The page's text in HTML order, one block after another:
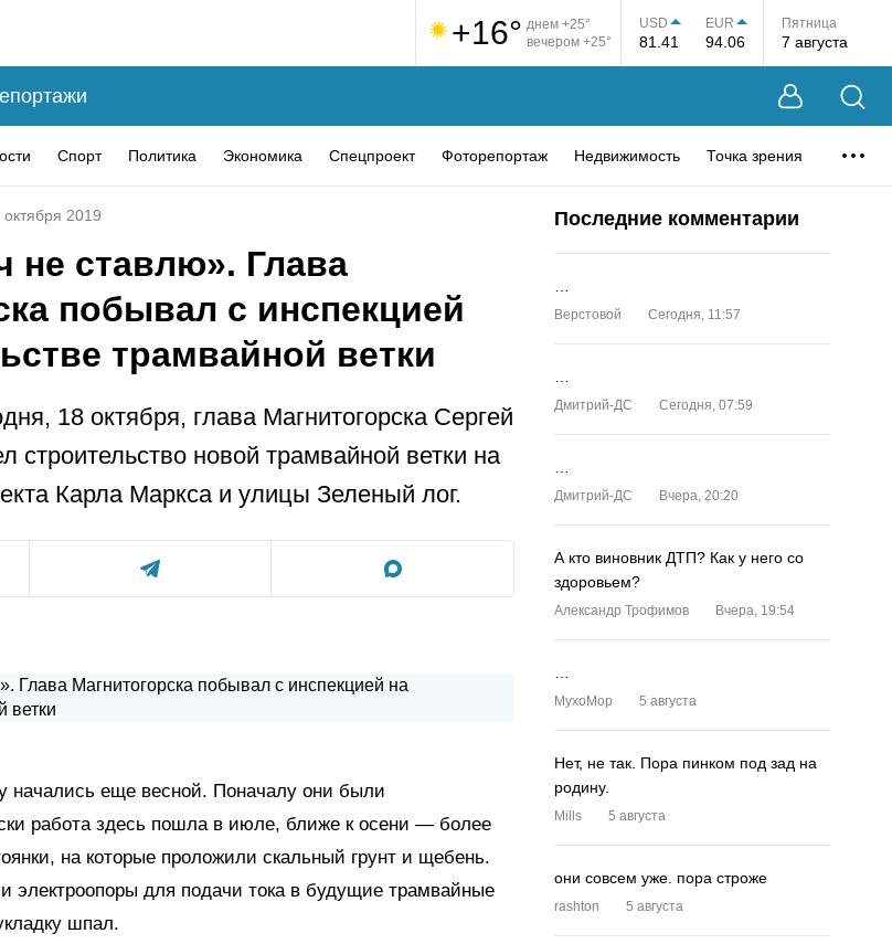
+16° днем +25°
вечером +25°
USD
81.41
EUR
94.06
Пятница
7 августа
Спорт Политика Экономика Спецпроект Фоторепортаж Недвижимость Точка зрения
октября 2019
не ставлю». Глава
побывал с инспекцией
трамвайной ветки
18 октября, глава Магнитогорска Сергей
строительство новой трамвайной ветки на
Карла Маркса и улицы Зеленый лог.
начались еще весной. Поначалу они были
работа здесь пошла в июле, ближе к осени — более
на которые проложили скальный грунт и щебень.
электроопоры для подачи тока в будущие трамвайные
шпал.
Последние комментарии
Верстовой Сегодня, 11:57
Дмитрий-ДС Сегодня, 07:59
Дмитрий-ДС Вчера, 20:20
А кто виновник ДТП? Как у него со
здоровьем?
Александр Трофимов Вчера, 19:54
MyxoMop 5 августа
Нет, не так. Пора пинком под зад на
родину.
Mills 5 августа
они совсем уже. пора строже
rashton 5 августа